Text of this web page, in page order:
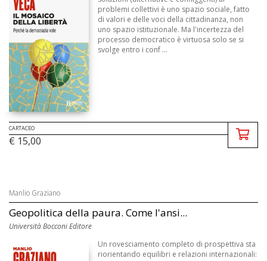
problemi collettivi è uno spazio sociale, fatto
di valori e delle voci della cittadinanza, non
uno spazio istituzionale. Ma l'incertezza del
processo democratico è virtuosa solo se si
svolge entro i conf ...
CARTACEO
€ 15,00
Manlio Graziano
Geopolitica della paura. Come l'ansi...
Università Bocconi Editore
Un rovesciamento completo di prospettiva sta
riorientando equilibri e relazioni internazionali: